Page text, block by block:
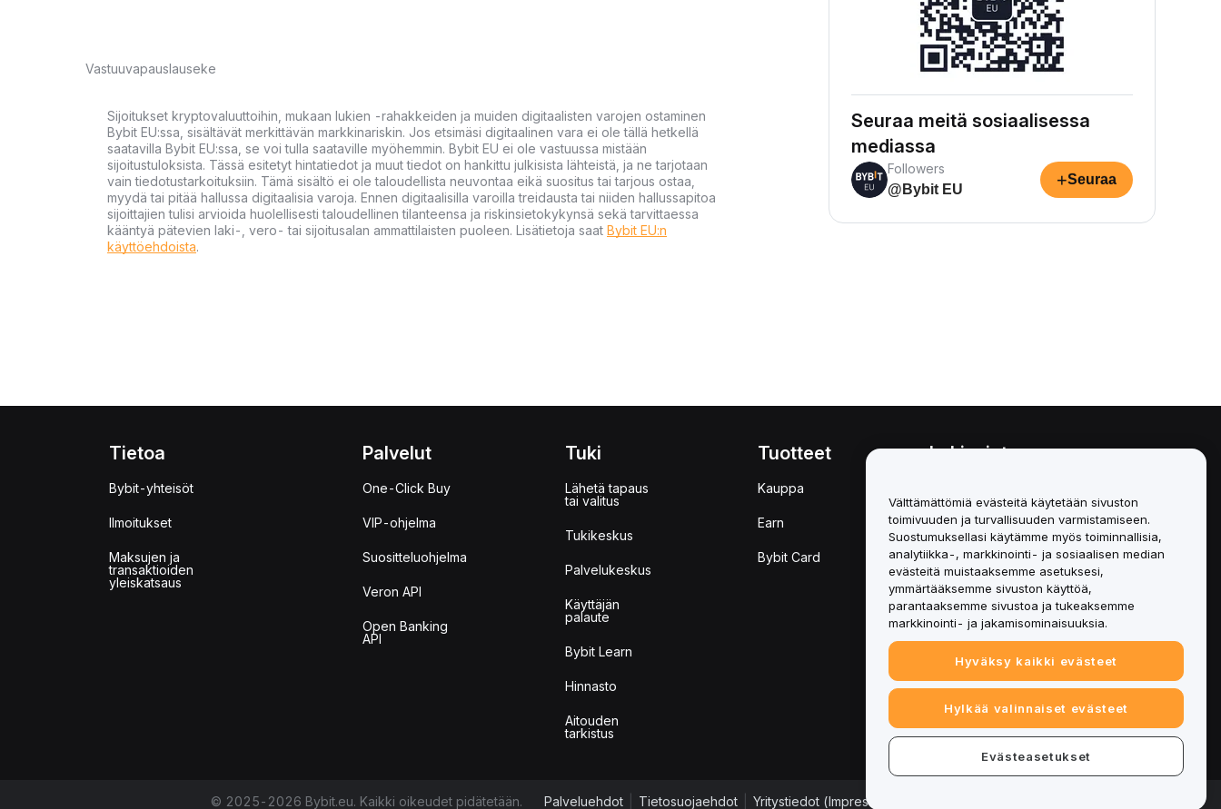
Vastuuvapauslauseke
Sijoitukset kryptovaluuttoihin, mukaan lukien -rahakkeiden ja muiden digitaalisten varojen ostaminen
Bybit EU:ssa, sisältävät merkittävän markkinariskin. Jos etsimäsi digitaalinen vara ei ole tällä hetkellä
saatavilla Bybit EU:ssa, se voi tulla saataville myöhemmin. Bybit EU ei ole vastuussa mistään
sijoitustuloksista. Tässä esitetyt hintatiedot ja muut tiedot on hankittu julkisista lähteistä, ja ne tarjotaan
vain tiedotustarkoituksiin. Tämä sisältö ei ole taloudellista neuvontaa eikä suositus tai tarjous ostaa,
myydä tai pitää hallussa digitaalisia varoja. Ennen digitaalisilla varoilla treidausta tai niiden hallussapitoa
sijoittajien tulisi arvioida huolellisesti taloudellinen tilanteensa ja riskinsietokykynsä sekä tarvittaessa
kääntyä pätevien laki-, vero- tai sijoitusalan ammattilaisten puoleen. Lisätietoja saat Bybit EU:n
käyttöehdoista.
Seuraa meitä sosiaalisessa
mediassa
Followers
@Bybit EU
+Seuraa
Tietoa
Bybit-yhteisöt
Ilmoitukset
Maksujen ja
transaktioiden
yleiskatsaus
Palvelut
One-Click Buy
VIP-ohjelma
Suositteluohjelma
Veron API
Open Banking
API
Tuki
Lähetä tapaus
tai valitus
Tukikeskus
Palvelukeskus
Käyttäjän
palaute
Bybit Learn
Hinnasto
Aitouden
tarkistus
Tuotteet
Kauppa
Earn
Bybit Card
Lakiasiat
Yhteenveto säilytys- ja
hallinnointikäytännöstä
ESG-tiedot
Crypto-Asset White Papers
© 2025-2026 Bybit.eu. Kaikki oikeudet pidätetään. Palveluehdot Tietosuojaehdot Yritystiedot (Impressum)
Välttämättömiä evästeitä käytetään sivuston
toimivuuden ja turvallisuuden varmistamiseen.
Suostumuksellasi käytämme myös toiminnallisia,
analytiikka-, markkinointi- ja sosiaalisen median
evästeitä muistaaksemme asetuksesi,
ymmärtääksemme sivuston käyttöä,
parantaaksemme sivustoa ja tukeaksemme
markkinointi- ja jakamisominaisuuksia.
Hyväksy kaikki evästeet
Hylkää valinnaiset evästeet
Evästeasetukset